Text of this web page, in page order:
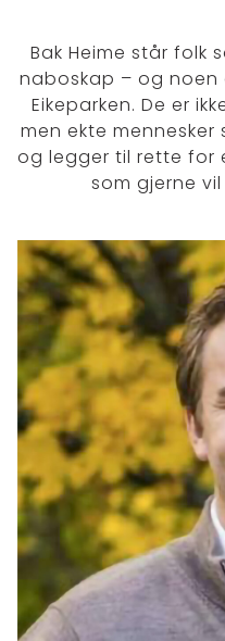
Bak Heime står folk
naboskap – og noen
Eikeparken. De er
men ekte
og legger til rette for
som gjerne